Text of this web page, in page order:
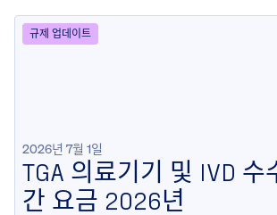
규제 업데이트
2026년 7월 1일
TGA 의료기기 및 IVD 수
간 요금 2026년